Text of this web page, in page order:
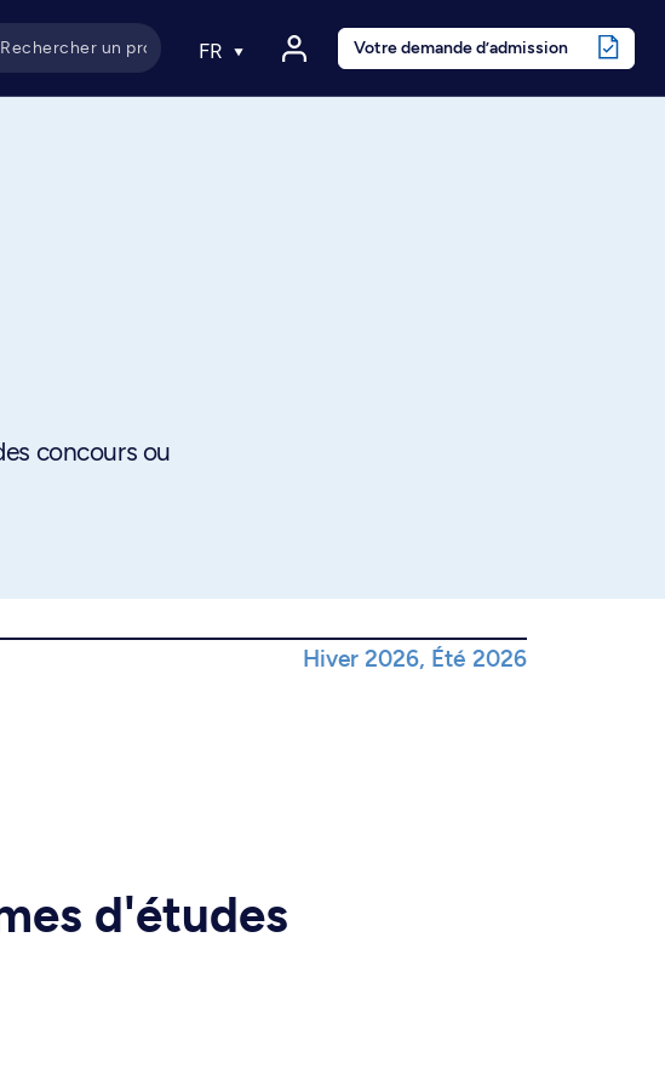
FR Votre demande d’admission
concours ou
Hiver 2026, Été 2026
d'études